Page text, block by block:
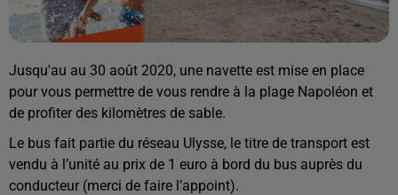
Jusqu'au au 30 août 2020, une navette est mise en place
pour vous permettre de vous rendre à la plage Napoléon et
de profiter des kilomètres de sable.
Le bus fait partie du réseau Ulysse, le titre de transport est
vendu à l’unité au prix de 1 euro à bord du bus auprès du
conducteur (merci de faire l’appoint).